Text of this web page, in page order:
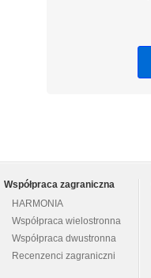
Współpraca zagraniczna
HARMONIA
Współpraca wielostronna
Współpraca dwustronna
Recenzenci zagraniczni